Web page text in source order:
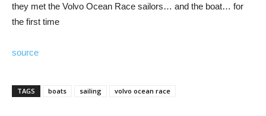
they met the Volvo Ocean Race sailors… and the boat… for
the first time
source
TAGS boats sailing volvo ocean race